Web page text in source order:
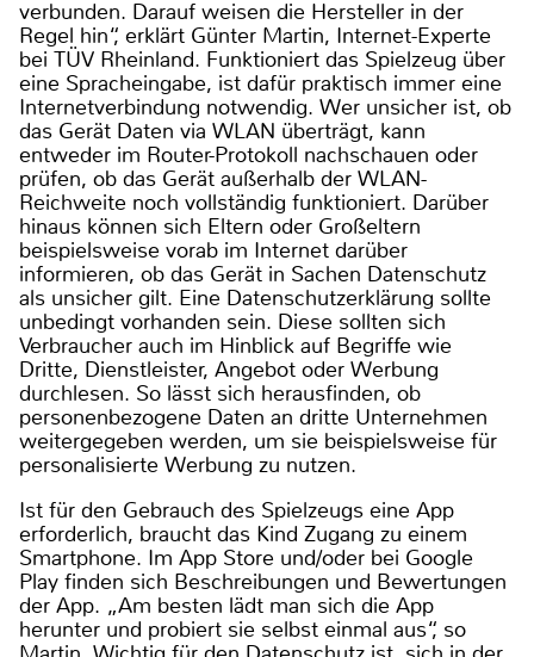
verbunden. Darauf weisen die Hersteller in der
Regel hin“, erklärt Günter Martin, Internet-Experte
bei TÜV Rheinland. Funktioniert das Spielzeug über
eine Spracheingabe, ist dafür praktisch immer eine
Internetverbindung notwendig. Wer unsicher ist, ob
das Gerät Daten via WLAN überträgt, kann
entweder im Router-Protokoll nachschauen oder
prüfen, ob das Gerät außerhalb der WLAN-
Reichweite noch vollständig funktioniert. Darüber
hinaus können sich Eltern oder Großeltern
beispielsweise vorab im Internet darüber
informieren, ob das Gerät in Sachen Datenschutz
als unsicher gilt. Eine Datenschutzerklärung sollte
unbedingt vorhanden sein. Diese sollten sich
Verbraucher auch im Hinblick auf Begriffe wie
Dritte, Dienstleister, Angebot oder Werbung
durchlesen. So lässt sich herausfinden, ob
personenbezogene Daten an dritte Unternehmen
weitergegeben werden, um sie beispielsweise für
personalisierte Werbung zu nutzen.
Ist für den Gebrauch des Spielzeugs eine App
erforderlich, braucht das Kind Zugang zu einem
Smartphone. Im App Store und/oder bei Google
Play finden sich Beschreibungen und Bewertungen
der App. „Am besten lädt man sich die App
herunter und probiert sie selbst einmal aus“, so